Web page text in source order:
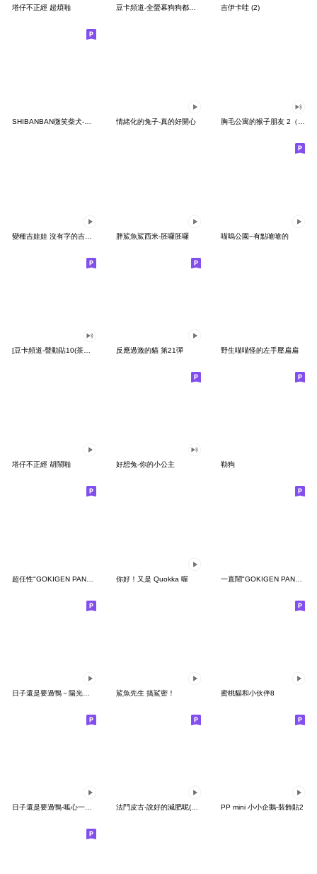
塔仔不正經 超煩啪 吉伊卡哇 (2)
SHIBANBAN微笑柴犬-廢柴寶寶日常 情緒化的兔子-真的好開心 胸毛公寓的猴子朋友 2（有聲動態）
胖鯊魚鯊西米-胚囉胚囉 喵嗚公園−有點嗆嗆的
反應過激的貓 第21彈 野生喵喵怪的左手壓扁扁
塔仔不正經 胡鬧啪 好想兔-你的小公主 勒狗
你好！又是 Quokka 喔 一直鬧"GOKIGEN PANDA" 台灣版
鯊魚先生 搞鯊密！ 蜜桃貓和小伙伴8
日子還是要過鴨-呱心一下鴨 法鬥皮古-說好的減肥呢(第15彈) PP mini 小小企鵝-裝飾貼2